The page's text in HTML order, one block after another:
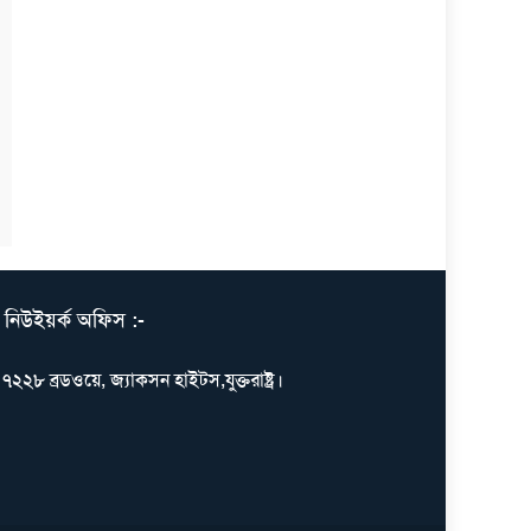
নিউইয়র্ক অফিস :-
৭২২৮ ব্রডওয়ে, জ্যাকসন হাইটস,যুক্তরাষ্ট্র।